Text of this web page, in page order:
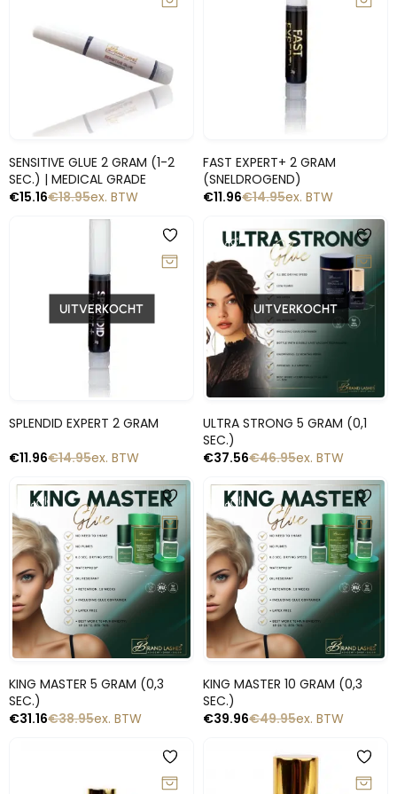
Snelle blik
SENSITIVE GLUE 2 GRAM (1-2
SEC.) | MEDICAL GRADE
€18.95
€15.16 ex. BTW
Snelle blik
FAST EXPERT+ 2 GRAM
(SNELDROGEND)
€14.95
€11.96 ex. BTW
UITVERKOCHT
Snelle blik
SPLENDID EXPERT 2 GRAM
€14.95
€11.96 ex. BTW
-20%
UITVERKOCHT
Snelle blik
ULTRA STRONG 5 GRAM (0,1
SEC.)
€46.95
€37.56 ex. BTW
-20%
Snelle blik
KING MASTER 5 GRAM (0,3
SEC.)
€38.95
€31.16 ex. BTW
-20%
Snelle blik
KING MASTER 10 GRAM (0,3
SEC.)
€49.95
€39.96 ex. BTW